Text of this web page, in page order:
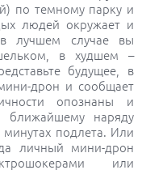
по темному парку и
людей окружает и
лучшем случае вы
в худшем –
будущее, в
дрон и сообщает
опознаны и
ближайшему наряду
подлета. Или
личный мини-дрон
или